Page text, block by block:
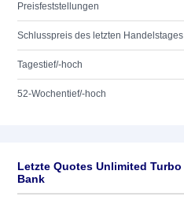
Preisfeststellungen
Schlusspreis des letzten Handelstages
Tagestief/-hoch
52-Wochentief/-hoch
Letzte Quotes Unlimited
Bank